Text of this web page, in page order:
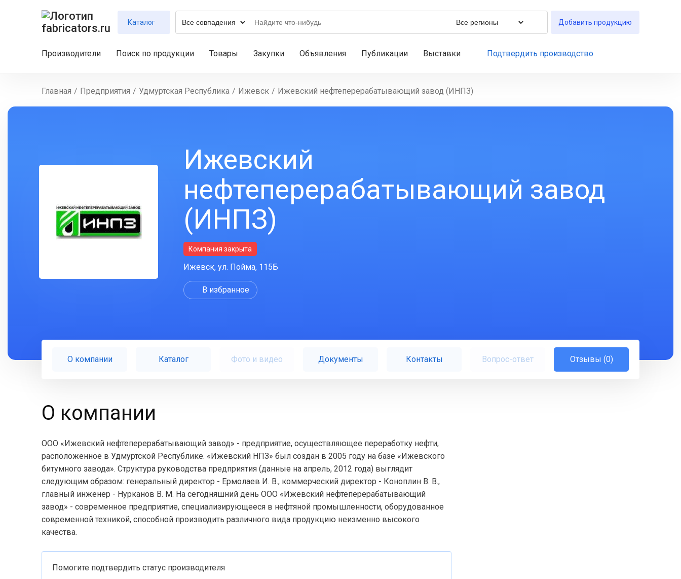
Каталог Добавить продукцию
Производители Поиск по продукции Товары Закупки Объявления Публикации Выставки Подтвердить производство
Главная / Предприятия / Удмуртская Республика / Ижевск / Ижевский нефтеперерабатывающий завод (ИНПЗ)
Ижевский
нефтеперерабатывающий завод
(ИНПЗ)
Компания закрыта
Ижевск, ул. Пойма, 115Б
В избранное
О компании Каталог Фото и видео Документы Контакты Вопрос-ответ Отзывы (0)
О компании
ООО «Ижевский нефтеперерабатывающий завод» - предприятие, осуществляющее переработку нефти,
расположенное в Удмуртской Республике. «Ижевский НПЗ» был создан в 2005 году на базе «Ижевского
битумного завода». Структура руководства предприятия (данные на апрель, 2012 года) выглядит
следующим образом: генеральный директор - Ермолаев И. В., коммерческий директор - Коноплин В. В.,
главный инженер - Нурканов В. М. На сегодняшний день ООО «Ижевский нефтеперерабатывающий
завод» - современное предприятие, специализирующееся в нефтяной промышленности, оборудованное
современной техникой, способной производить различного вида продукцию неизменно высокого
качества.
Помогите подтвердить статус производителя